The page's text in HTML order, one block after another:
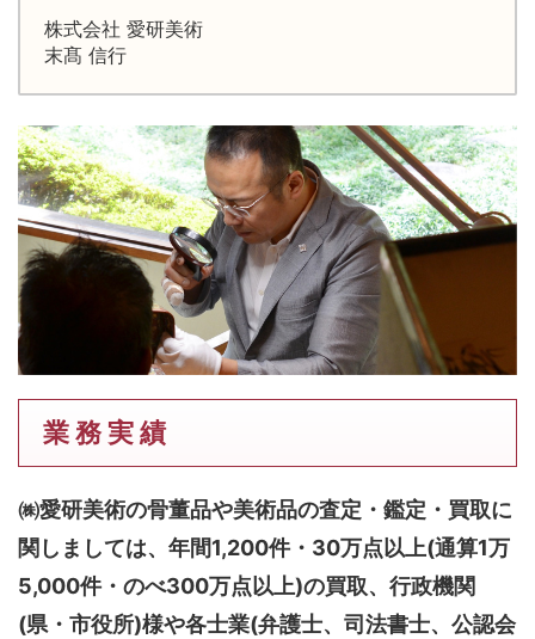
株式会社 愛研美術
末髙 信行
業 務 実 績
㈱愛研美術の骨董品や美術品の査定・鑑定・買取に
関しましては、 年間1,200件・30万点以上(通算1万
5,000件・のべ300万点以上)の買取、行政機関
(県・市役所)様や各士業(弁護士、司法書士、公認会